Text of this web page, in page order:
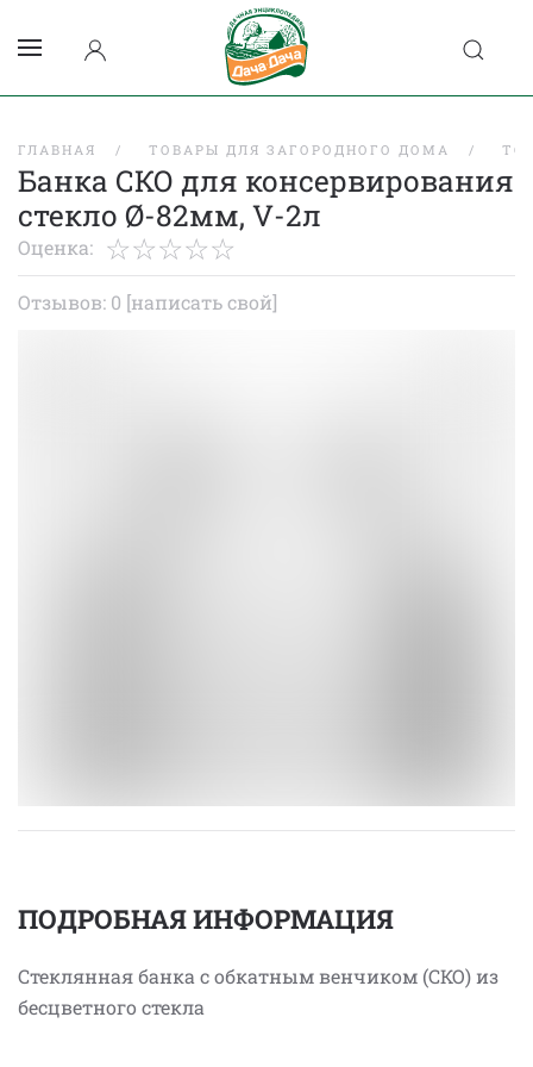
ГЛАВНАЯ ТОВАРЫ ДЛЯ ЗАГОРОДНОГО ДОМА
Банка СКО для консервирования
стекло Ø-82мм, V-2л
Оценка:
Отзывов: 0 [написать свой]
ПОДРОБНАЯ ИНФОРМАЦИЯ
Стеклянная банка с обкатным венчиком (СКО) из
бесцветного стекла